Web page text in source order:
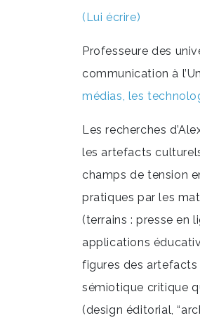
(Lui écrire)
Professeure des
communication à
médias, les
Les recherches
les artefacts
champs de tension
pratiques par les
(terrains : presse en
applications
figures des artefacts
sémiotique critique
(design éditorial,